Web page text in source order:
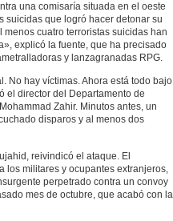
una comisaría situada en el oeste
suicidas que logró hacer detonar su
cuatro terroristas suicidas han
explicó la fuente, que ha precisado
y lanzagranadas RPG.
No hay víctimas. Ahora está todo bajo
el director del Departamento de
Zahir. Minutos antes, un
disparos y al menos dos
reivindicó el ataque. El
los militares y ocupantes extranjeros,
perpetrado contra un convoy
mes de octubre, que acabó con la